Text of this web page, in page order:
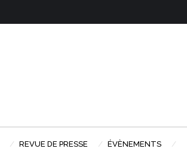
REVUE DE PRESSE ÉVÈNEMENTS